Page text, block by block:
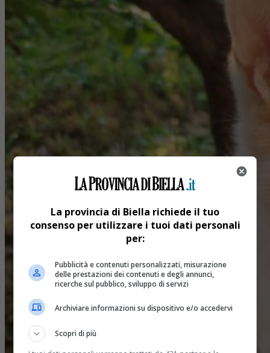
La provincia di Biella richiede il tuo
consenso per utilizzare i tuoi dati personali
per:
Pubblicità e contenuti personalizzati, misurazione
delle prestazioni dei contenuti e degli annunci,
ricerche sul pubblico, sviluppo di servizi
Archiviare informazioni su dispositivo e/o accedervi
Scopri di più